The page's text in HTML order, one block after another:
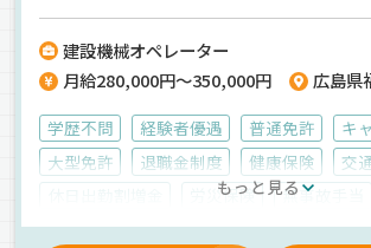
建設機械オペレーター
月給280,000円～350,000円
広島県
学歴不問 経験者優遇 普通免許
キ
大型免許
退職金制度 健康保険
交
労災保険 無事故手当
再雇用制度
残業手当 制服・作業着貸
もっと見る